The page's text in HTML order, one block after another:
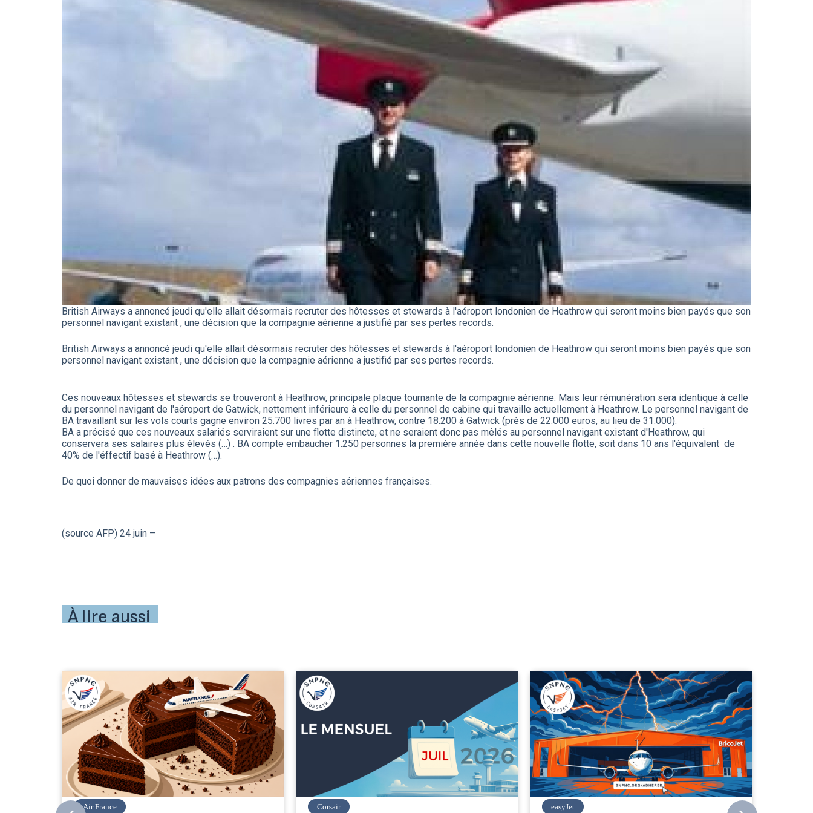
British Airways a annoncé jeudi qu'elle allait désormais recruter des hôtesses et stewards à l'aéroport londonien de Heathrow qui seront moins bien payés que son
personnel navigant existant , une décision que la compagnie aérienne a justifié par ses pertes records.
British Airways a annoncé jeudi qu'elle allait désormais recruter des hôtesses et stewards à l'aéroport londonien de Heathrow qui seront moins bien payés que son
personnel navigant existant , une décision que la compagnie aérienne a justifié par ses pertes records.
Ces nouveaux hôtesses et stewards se trouveront à Heathrow, principale plaque tournante de la compagnie aérienne. Mais leur rémunération sera identique à celle
du personnel navigant de l'aéroport de Gatwick, nettement inférieure à celle du personnel de cabine qui travaille actuellement à Heathrow. Le personnel navigant de
BA travaillant sur les vols courts gagne environ 25.700 livres par an à Heathrow, contre 18.200 à Gatwick (près de 22.000 euros, au lieu de 31.000).
BA a précisé que ces nouveaux salariés serviraient sur une flotte distincte, et ne seraient donc pas mêlés au personnel navigant existant d'Heathrow, qui
conservera ses salaires plus élevés (…) . BA compte embaucher 1.250 personnes la première année dans cette nouvelle flotte, soit dans 10 ans l'équivalent de
40% de l'éffectif basé à Heathrow (…).
De quoi donner de mauvaises idées aux patrons des compagnies aériennes françaises.
(source AFP) 24 juin –
À lire aussi
Corsair easyJet